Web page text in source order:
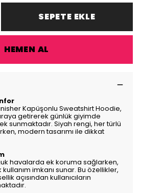
SEPETE EKLE
HEMEN AL
Kapüşonlu Sweatshirt Hoodie,
araya getirerek günlük giyimde
sunmaktadır. Siyah rengi, her türlü
modern tasarımı ile dikkat
havalarda ek koruma sağlarken,
imkanı sunar. Bu özellikler,
açısından kullanıcıların